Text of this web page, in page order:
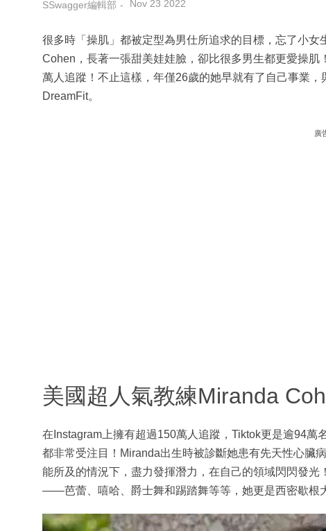
SSwagger編輯部 Nov 23 2022
很多時「操肌」都被定型為男仕所追求的目標，忘了小
Cohen，長著一張甜美娃娃臉，卻比很多男生都更愛操
萬人追蹤！不止這樣，年僅26歲的她早就有了自己事業
DreamFit。
廣
美國超人氣教練Miranda
在Instagram上擁有超過150萬人追蹤，Tiktok更是逾94
都非常受注目！Miranda出生時被診斷她患有先天性心臟
能所及的情況下，盡力發揮潛力，在自己的領域閃閃發
——芭蕾、嘻哈、爵士舞和踢踏舞等等，她更是西密歇根